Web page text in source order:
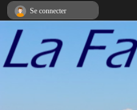
Se connecter
Panneau de gestion des cookies